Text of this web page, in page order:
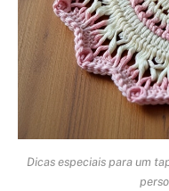
Dicas especiais para um